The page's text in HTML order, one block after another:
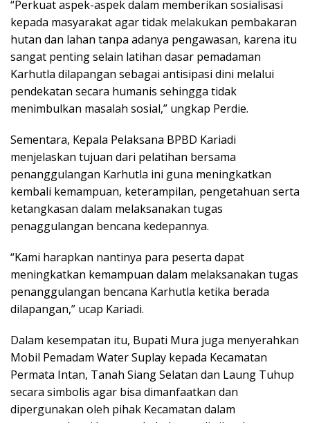
“Perkuat aspek-aspek dalam memberikan sosialisasi
kepada masyarakat agar tidak melakukan pembakaran
hutan dan lahan tanpa adanya pengawasan, karena itu
sangat penting selain latihan dasar pemadaman
Karhutla dilapangan sebagai antisipasi dini melalui
pendekatan secara humanis sehingga tidak
menimbulkan masalah sosial,” ungkap Perdie.
Sementara, Kepala Pelaksana BPBD Kariadi
menjelaskan tujuan dari pelatihan bersama
penanggulangan Karhutla ini guna meningkatkan
kembali kemampuan, keterampilan, pengetahuan serta
ketangkasan dalam melaksanakan tugas
penaggulangan bencana kedepannya.
“Kami harapkan nantinya para peserta dapat
meningkatkan kemampuan dalam melaksanakan tugas
penanggulangan bencana Karhutla ketika berada
dilapangan,” ucap Kariadi.
Dalam kesempatan itu, Bupati Mura juga menyerahkan
Mobil Pemadam Water Suplay kepada Kecamatan
Permata Intan, Tanah Siang Selatan dan Laung Tuhup
secara simbolis agar bisa dimanfaatkan dan
dipergunakan oleh pihak Kecamatan dalam